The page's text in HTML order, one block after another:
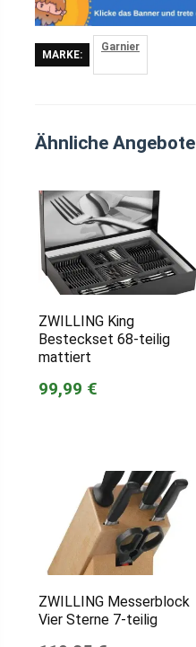
MARKE:
Garnier
Ähnliche Angebote
ZWILLING King
Besteckset 68-teilig
mattiert
99,99 €
ZWILLING Messerblock
Vier Sterne 7-teilig